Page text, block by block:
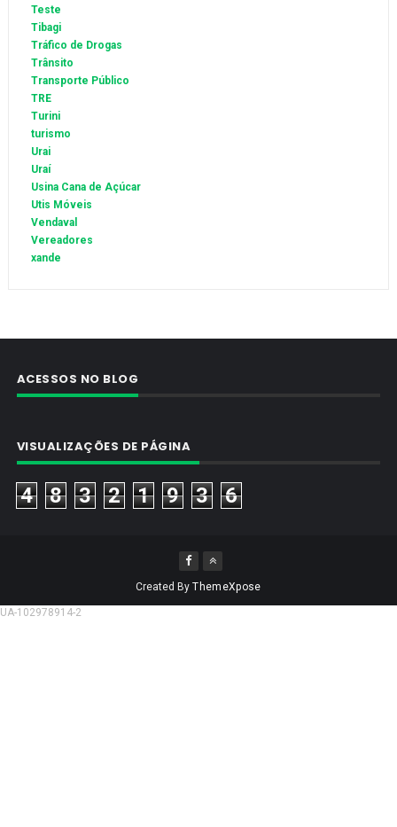
Teste
Tibagi
Tráfico de Drogas
Trânsito
Transporte Público
TRE
Turini
turismo
Urai
Uraí
Usina Cana de Açúcar
Utis Móveis
Vendaval
Vereadores
xande
ACESSOS NO BLOG
VISUALIZAÇÕES DE PÁGINA
4 8 3 2 1 9 3 6
Created ByThemeXpose
UA-102978914-2